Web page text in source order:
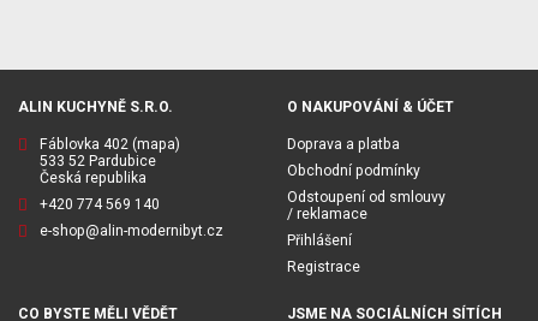
ALIN KUCHYNĚ S.R.O.
Fáblovka 402 (mapa)
533 52 Pardubice
Česká republika
+420 774 569 140
e-shop@alin-modernibyt.cz
O NAKUPOVÁNÍ & ÚČET
Doprava a platba
Obchodní podmínky
Odstoupení od smlouvy
/ reklamace
Přihlášení
Registrace
CO BYSTE MĚLI VĚDĚT JSME NA SOCIÁLNÍCH SÍTÍCH